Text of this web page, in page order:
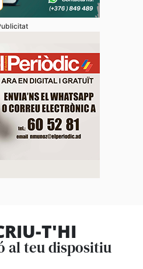
T'HI
al teu dispositiu